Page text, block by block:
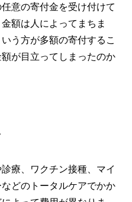
意の寄付金を受け付けて
額は人によってまちま
う方が多額の寄付するこ
が目立ってしまったのか
療、ワクチン接種、マイ
どのトータルケアでかか